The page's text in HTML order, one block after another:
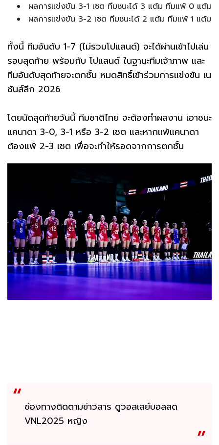
ผลการแข่งขัน 3-1 เซต ทีมชนะได้ 3 แต้ม ทีมแพ้ 0 แต้ม
ผลการแข่งขัน 3-2 เซต ทีมชนะได้ 2 แต้ม ทีมแพ้ 1 แต้ม
ทั้งนี้ ทีมอันดับ 1-7 (ไม่รวมโปแลนด์) จะได้ผ่านเข้าไปเล่น
รอบสุดท้าย พร้อมกับ โปแลนด์ ในฐานะทีมเจ้าภาพ และ
ทีมอันดับสุดท้ายจะตกชั้น หมดสิทธิ์เข้าร่วมการแข่งขัน เน
ชันส์ลีก 2026
โดยนัดสุดท้ายวันนี้ ทีมชาติไทย จะต้องทำผลงาน เอาชนะ
แคนาดา 3-0, 3-1 หรือ 3-2 เซต และหากแพ้แคนาดา
ต้องแพ้ 2-3 เซต เพื่อจะทำให้รอดจากการตกชั้น
ช่องทางติดตามข่าวสาร ดูวอลเลย์บอลสด
VNL2025 หญิง